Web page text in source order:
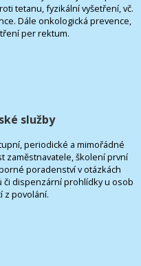
tetanu, fyzikální vyšetření, vč.
Dále onkologická prevence,
per rektum.
služby
periodické a mimořádné
zaměstnavatele, školení první
poradenství v otázkách
či dispenzární prohlídky u osob
z povolání.